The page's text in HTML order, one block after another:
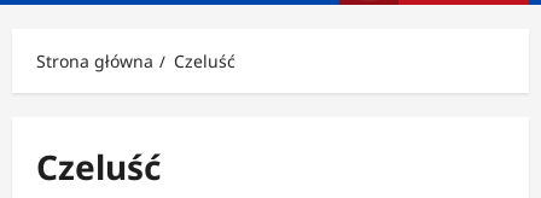
Strona główna Czeluść
Czeluść